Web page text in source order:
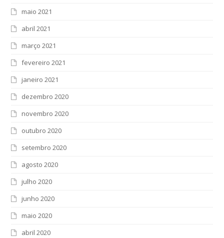
maio 2021
abril 2021
março 2021
fevereiro 2021
janeiro 2021
dezembro 2020
novembro 2020
outubro 2020
setembro 2020
agosto 2020
julho 2020
junho 2020
maio 2020
abril 2020